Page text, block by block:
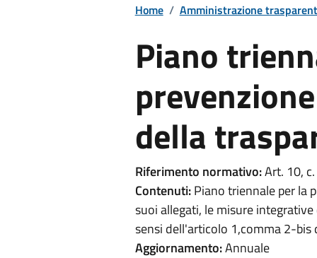
Home / Amministrazione
Piano
della
Riferimento normativo:Art. 10,
Contenuti:Piano triennale per la
suoi allegati, le misure
sensi dell'articolo 1,comma 2-bis
Aggiornamento:Annuale